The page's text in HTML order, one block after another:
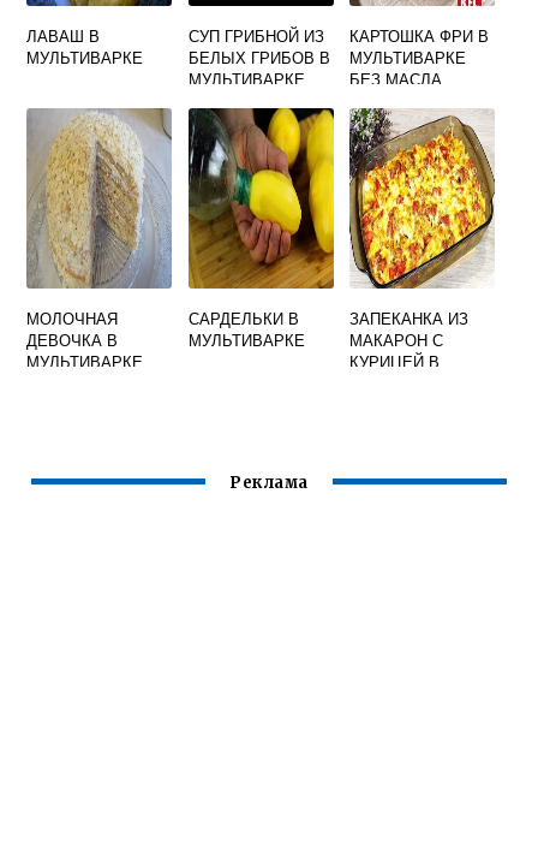
ЛАВАШ В
МУЛЬТИВАРКЕ
СУП ГРИБНОЙ ИЗ
БЕЛЫХ ГРИБОВ В
МУЛЬТИВАРКЕ
КАРТОШКА ФРИ В
МУЛЬТИВАРКЕ
БЕЗ МАСЛА
МОЛОЧНАЯ
ДЕВОЧКА В
МУЛЬТИВАРКЕ
САРДЕЛЬКИ В
МУЛЬТИВАРКЕ
ЗАПЕКАНКА ИЗ
МАКАРОН С
КУРИЦЕЙ В
Реклама